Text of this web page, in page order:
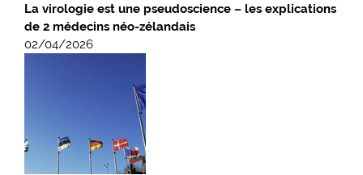
La virologie est une pseudoscience – les explications
de 2 médecins néo-zélandais
02/04/2026